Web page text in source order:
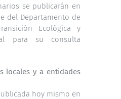
se publicarán en
del Departamento de
Ecológica y
para su consulta
locales y a entidades
hoy mismo en